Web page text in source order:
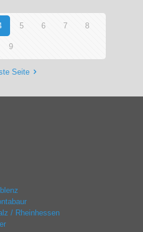
5 6 7 8
9
Seite
/ Rheinhessen